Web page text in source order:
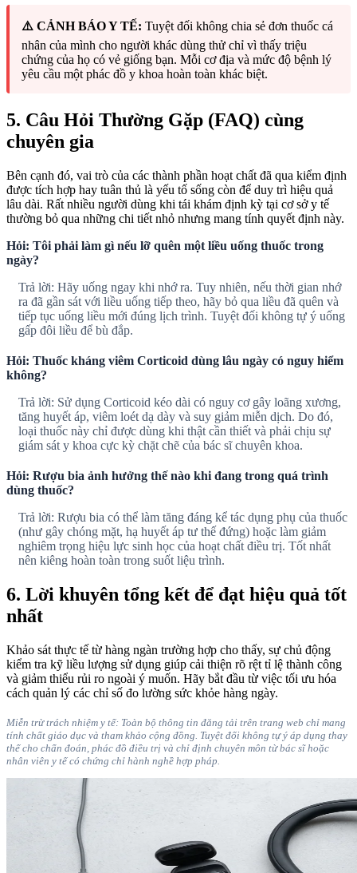
⚠️ CẢNH BÁO Y TẾ: Tuyệt đối không chia sẻ đơn thuốc cá
nhân của mình cho người khác dùng thử chỉ vì thấy triệu
chứng của họ có vẻ giống bạn. Mỗi cơ địa và mức độ bệnh lý
yêu cầu một phác đồ y khoa hoàn toàn khác biệt.
5. Câu Hỏi Thường Gặp (FAQ) cùng
chuyên gia
Bên cạnh đó, vai trò của các thành phần hoạt chất đã qua kiểm định
được tích hợp hay tuân thủ là yếu tố sống còn để duy trì hiệu quả
lâu dài. Rất nhiều người dùng khi tái khám định kỳ tại cơ sở y tế
thường bỏ qua những chi tiết nhỏ nhưng mang tính quyết định này.
Hỏi: Tôi phải làm gì nếu lỡ quên một liều uống thuốc trong
ngày?
Trả lời: Hãy uống ngay khi nhớ ra. Tuy nhiên, nếu thời gian nhớ
ra đã gần sát với liều uống tiếp theo, hãy bỏ qua liều đã quên và
tiếp tục uống liều mới đúng lịch trình. Tuyệt đối không tự ý uống
gấp đôi liều để bù đắp.
Hỏi: Thuốc kháng viêm Corticoid dùng lâu ngày có nguy hiểm
không?
Trả lời: Sử dụng Corticoid kéo dài có nguy cơ gây loãng xương,
tăng huyết áp, viêm loét dạ dày và suy giảm miễn dịch. Do đó,
loại thuốc này chỉ được dùng khi thật cần thiết và phải chịu sự
giám sát y khoa cực kỳ chặt chẽ của bác sĩ chuyên khoa.
Hỏi: Rượu bia ảnh hưởng thế nào khi đang trong quá trình
dùng thuốc?
Trả lời: Rượu bia có thể làm tăng đáng kể tác dụng phụ của thuốc
(như gây chóng mặt, hạ huyết áp tư thế đứng) hoặc làm giảm
nghiêm trọng hiệu lực sinh học của hoạt chất điều trị. Tốt nhất
nên kiêng hoàn toàn trong suốt liệu trình.
6. Lời khuyên tổng kết để đạt hiệu quả tốt
nhất
Khảo sát thực tế từ hàng ngàn trường hợp cho thấy, sự chủ động
kiểm tra kỹ liều lượng sử dụng giúp cải thiện rõ rệt tỉ lệ thành công
và giảm thiểu rủi ro ngoài ý muốn. Hãy bắt đầu từ việc tối ưu hóa
cách quản lý các chỉ số đo lường sức khỏe hàng ngày.
Miễn trừ trách nhiệm y tế: Toàn bộ thông tin đăng tải trên trang web chỉ mang
tính chất giáo dục và tham khảo cộng đồng. Tuyệt đối không tự ý áp dụng thay
thế cho chẩn đoán, phác đồ điều trị và chỉ định chuyên môn từ bác sĩ hoặc
nhân viên y tế có chứng chỉ hành nghề hợp pháp.